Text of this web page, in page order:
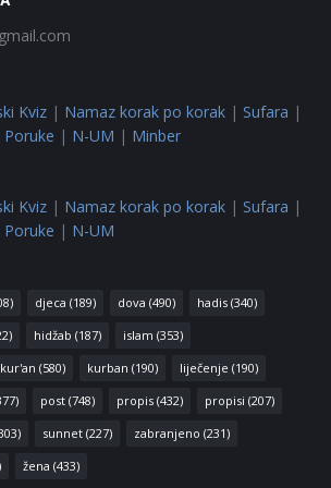
Kviz | Namaz korak po korak | Sufara |
Poruke | N-UM | Minber
Kviz | Namaz korak po korak | Sufara |
Poruke | N-UM
djeca (189) dova (490) hadis (340)
hidžab (187) islam (353)
kur'an (580) kurban (190) liječenje (190)
post (748) propis (432) propisi (207)
sunnet (227) zabranjeno (231)
žena (433)